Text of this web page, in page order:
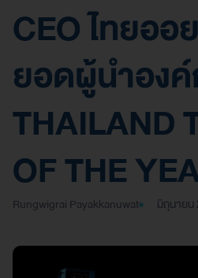
CEO ไทยอ
ยอดผู้นำอง
THAILAND
OF THE
Rungwigrai Payakkanuwat มิถุนายน